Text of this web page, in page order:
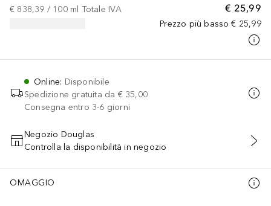
€ 25,99
Prezzo più basso € 25,99
€ 838,39 / 100 ml Totale IVA
Online: Disponibile
Spedizione gratuita da € 35,00
Consegna entro 3-6 giorni
AGGIUNGI AL CARRELLO
Negozio Douglas
Controlla la disponibilità in negozio
OMAGGIO